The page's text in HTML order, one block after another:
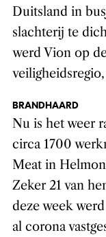
Duitsland in
slachterij te
werd Vion op
BRANDHAARD
Nu is het weer
circa 1700
Meat in
Zeker 21 van
deze week
al corona